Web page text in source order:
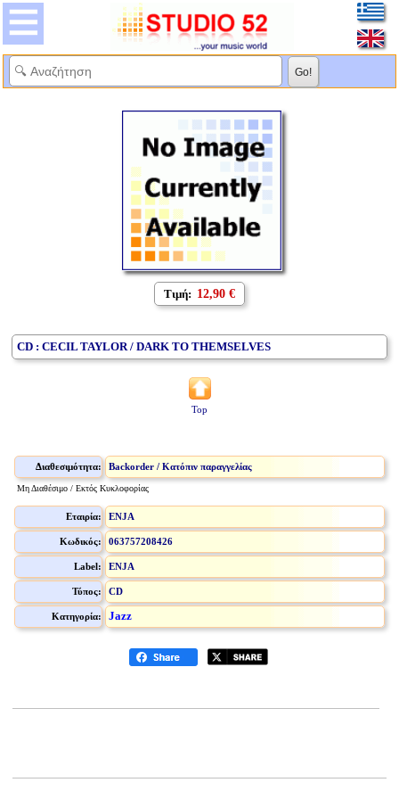
Τιμή: 12,90 €
CD : CECIL TAYLOR / DARK TO THEMSELVES
Top
Διαθεσιμότητα: Backorder / Κατόπιν παραγγελίας
Μη Διαθέσιμο / Εκτός Κυκλοφορίας
Εταιρία: ENJA
Κωδικός: 063757208426
Label: ENJA
Τύπος: CD
Κατηγορία: Jazz